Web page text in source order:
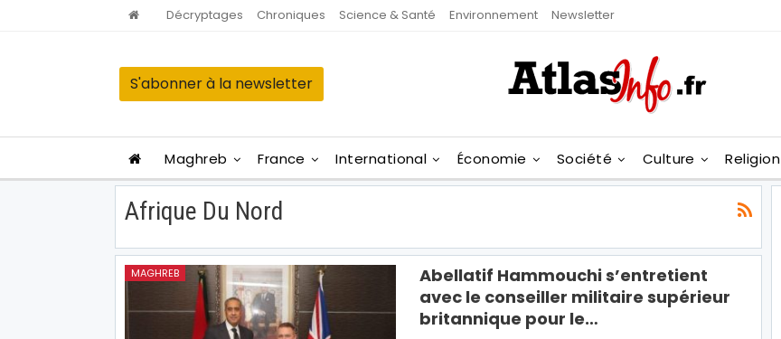
Décryptages Chroniques Science & Santé Environnement Newsletter
S'abonner à la newsletter
Maghreb France International Économie Société Culture Religion
Afrique Du Nord
MAGHREB
Abellatif Hammouchi s’entretient
avec le conseiller militaire supérieur
britannique pour le…